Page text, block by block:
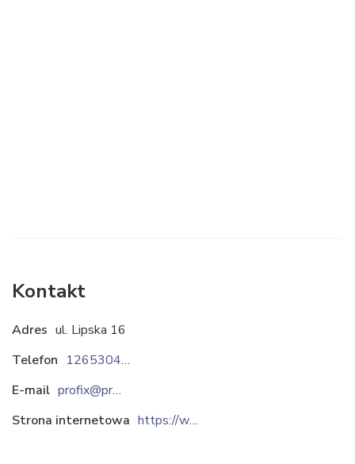
Kontakt
Adres ul. Lipska 16
Telefon
126530423
E-mail
profix@profix.krakow.pl
Strona internetowa
https://www.profixhale.pl